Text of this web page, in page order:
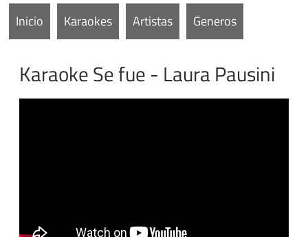
Inicio Karaokes Artistas Generos
Karaoke Se fue - Laura Pausini